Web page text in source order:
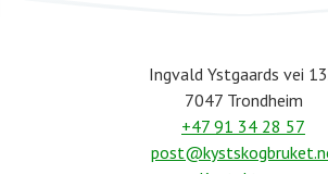
Ingvald Ystgaards vei
7047 Trondheim
+47 91 34 28 57